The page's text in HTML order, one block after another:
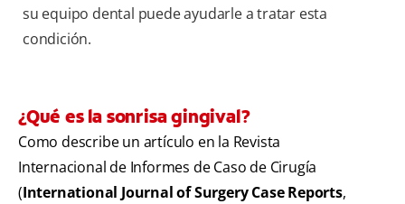
su equipo dental puede ayudarle a tratar esta
condición.
¿Qué es la sonrisa gingival?
Como describe un artículo en la Revista
Internacional de Informes de Caso de Cirugía
(International Journal of Surgery Case Reports,